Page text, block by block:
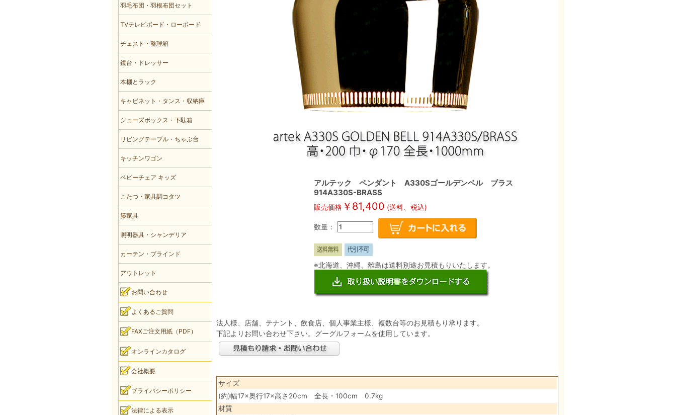
アルテック ペンダント A330Sゴールデンベル ブラス
914A330S-BRASS
販売価格￥ 81,400 (送料、税込)
数量：
※北海道、沖縄、離島は送料別途お見積もりいたします。
法人様、店舗、テナント、飲食店、個人事業主様、複数台等のお見積もり承ります。
下記よりお問い合わせ下さい。グーグルフォームを使用しています。
サイズ
(約)幅17×奥行17×高さ20cm 全長・100cm 0.7kg
材質
羽毛布団・羽根布団セット
TVテレビボード・ローボード
チェスト・整理箱
鏡台・ドレッサー
本棚とラック
キャビネット・タンス・収納庫
シューズボックス・下駄箱
リビングテーブル・ちゃぶ台
キッチンワゴン
ベビーチェア キッズ
こたつ・家具調コタツ
籐家具
照明器具・シャンデリア
カーテン・ブラインド
アウトレット
お問い合わせ
よくあるご質問
FAXご注文用紙（PDF）
オンラインカタログ
会社概要
プライバシーポリシー
法律による表示